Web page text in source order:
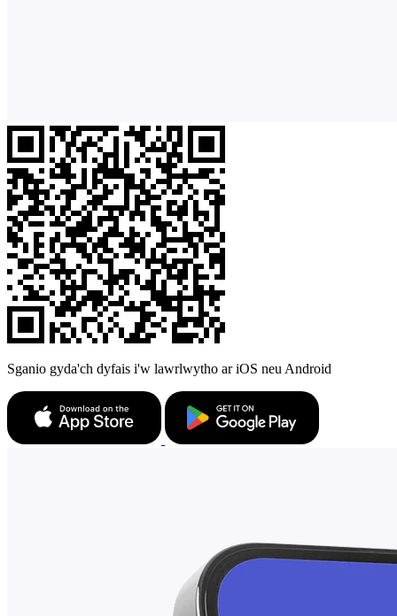
Sganio gyda'ch dyfais i'w lawrlwytho ar iOS neu Android